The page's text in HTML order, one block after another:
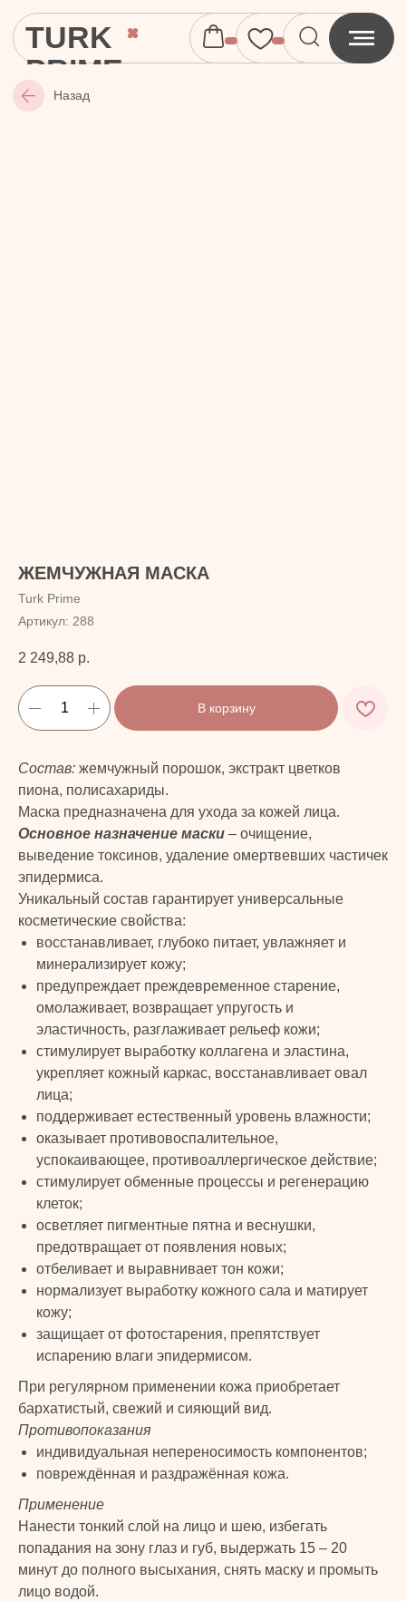
TURK
PRIME
ЖЕМЧУЖНАЯ МАСКА
Turk Prime
Артикул: 288
2 249,88 р.
В корзину
Состав: жемчужный порошок, экстракт цветков
пиона, полисахариды.
Маска предназначена для ухода за кожей лица.
Основное назначение маски – очищение,
выведение токсинов, удаление омертвевших частичек
эпидермиса.
Уникальный состав гарантирует универсальные
косметические свойства:
восстанавливает, глубоко питает, увлажняет и
минерализирует кожу;
предупреждает преждевременное старение,
омолаживает, возвращает упругость и
эластичность, разглаживает рельеф кожи;
стимулирует выработку коллагена и эластина,
укрепляет кожный каркас, восстанавливает овал
лица;
поддерживает естественный уровень влажности;
оказывает противовоспалительное,
успокаивающее, противоаллергическое действие;
стимулирует обменные процессы и регенерацию
клеток;
осветляет пигментные пятна и веснушки,
предотвращает от появления новых;
отбеливает и выравнивает тон кожи;
нормализует выработку кожного сала и матирует
кожу;
защищает от фотостарения, препятствует
испарению влаги эпидермисом.
При регулярном применении кожа приобретает
бархатистый, свежий и сияющий вид.
Противопоказания
индивидуальная непереносимость компонентов;
повреждённая и раздражённая кожа.
Применение
Нанести тонкий слой на лицо и шею, избегать
попадания на зону глаз и губ, выдержать 15 – 20
минут до полного высыхания, снять маску и промыть
лицо водой.
Уход за волосами
Для дома
Скидки и подарки
Парфюмерия
Детская линия
TURK
PRIME
КАТАЛОГ КЛИЕНТАМ
ДОКУМЕНТЫ
© 2024 TURK PRIME. Все права защищены